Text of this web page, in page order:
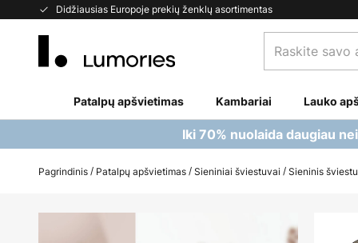
Didžiausias Europoje prekių ženklų asortimentas
Skip
savo
Patalpų apšvietimas Kambariai Lauko
Iki 70% nuolaida daugiau
Pagrindinis Patalpų apšvietimas Sieniniai šviestuvai Sieninis